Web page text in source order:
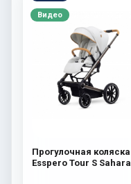
Видео
Прогулочная коляска
Esspero Tour S Sahara